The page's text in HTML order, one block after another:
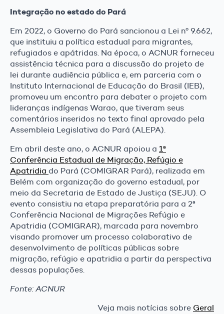
Integração no estado do Pará
Em 2022, o Governo do Pará sancionou a Lei nº 9.662,
que instituiu a política estadual para migrantes,
refugiados e apátridas. Na época, o ACNUR forneceu
assistência técnica para a discussão do projeto de
lei durante audiência pública e, em parceria com o
Instituto Internacional de Educação do Brasil (IEB),
promoveu um encontro para debater o projeto com
lideranças indígenas Warao, que tiveram seus
comentários inseridos no texto final aprovado pela
Assembleia Legislativa do Pará (ALEPA).
Em abril deste ano, o ACNUR apoiou a 1ª
Conferência Estadual de Migração, Refúgio e
Apatridia do Pará (COMIGRAR Pará), realizada em
Belém com organização do governo estadual, por
meio da Secretaria de Estado de Justiça (SEJU). O
evento consistiu na etapa preparatória para a 2ª
Conferência Nacional de Migrações Refúgio e
Apatridia (COMIGRAR), marcada para novembro
visando promover um processo colaborativo de
desenvolvimento de políticas públicas sobre
migração, refúgio e apatridia a partir da perspectiva
dessas populações.
Fonte: ACNUR
Veja mais notícias sobre Geral